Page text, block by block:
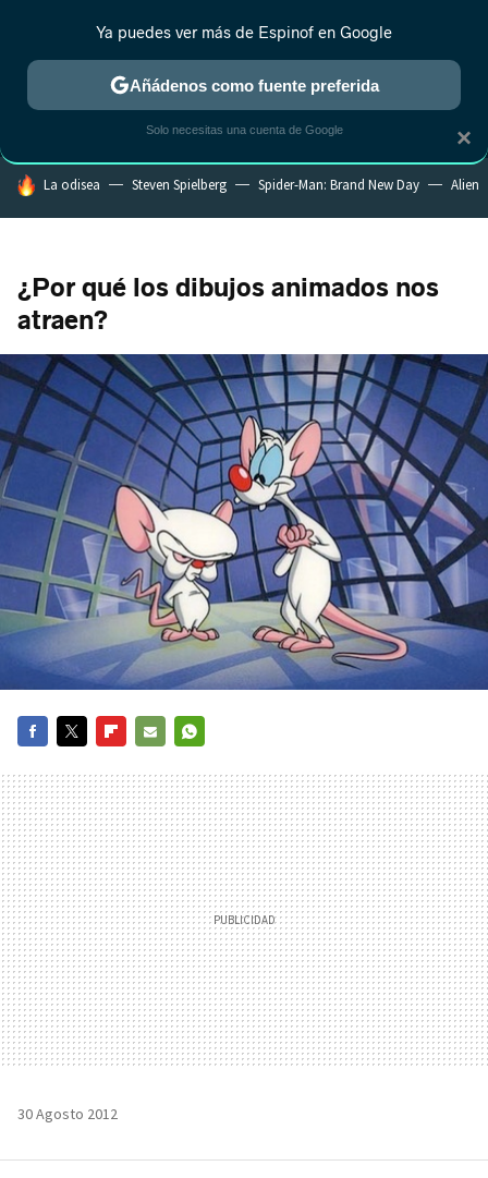
MENÚ NUEVO
ESTRENOS REALITY ANIME RANKINGS CINE
HOY SE HABLA DE
La odisea Steven Spielberg Spider-Man: Brand New Day Alien
¿Por qué los dibujos animados nos
atraen?
MAIL
30 Agosto 2012
×
Ya puedes ver más de Espinof en Google
Añádenos como fuente preferida
Solo necesitas una cuenta de Google